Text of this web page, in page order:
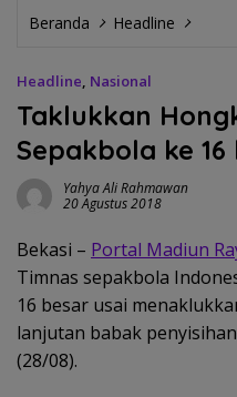
Beranda Headline
Headline, Nasional
Taklukkan
Sepakbola ke
Yahya Ali Rahmawan
20 Agustus 2018
Bekasi – Portal Madiun
Timnas sepakbola
16 besar usai
lanjutan babak
(28/08).